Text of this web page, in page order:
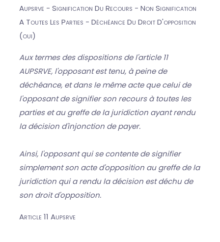
Aupsrve - Signification Du Recours - Non Signification
A Toutes Les Parties - Déchéance Du Droit D'opposition
(oui)
Aux termes des dispositions de l'article 11
AUPSRVE, l'opposant est tenu, à peine de
déchéance, et dans le même acte que celui de
l'opposant de signifier son recours à toutes les
parties et au greffe de la juridiction ayant rendu
la décision d'injonction de payer.
Ainsi, l'opposant qui se contente de signifier
simplement son acte d'opposition au greffe de la
juridiction qui a rendu la décision est déchu de
son droit d'opposition.
Article 11 Aupsrve